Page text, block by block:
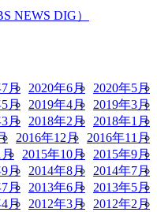
NEWS DIG）
月 2020年6月 2020年5月
月 2019年4月 2019年3月
月 2018年2月 2018年1月
2016年12月 2016年11月
月 2015年10月 2015年9月
月 2014年8月 2014年7月
月 2013年6月 2013年5月
月 2012年3月 2012年2月